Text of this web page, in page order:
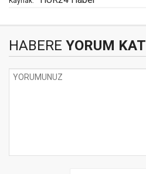
HABERE YORUM KAT